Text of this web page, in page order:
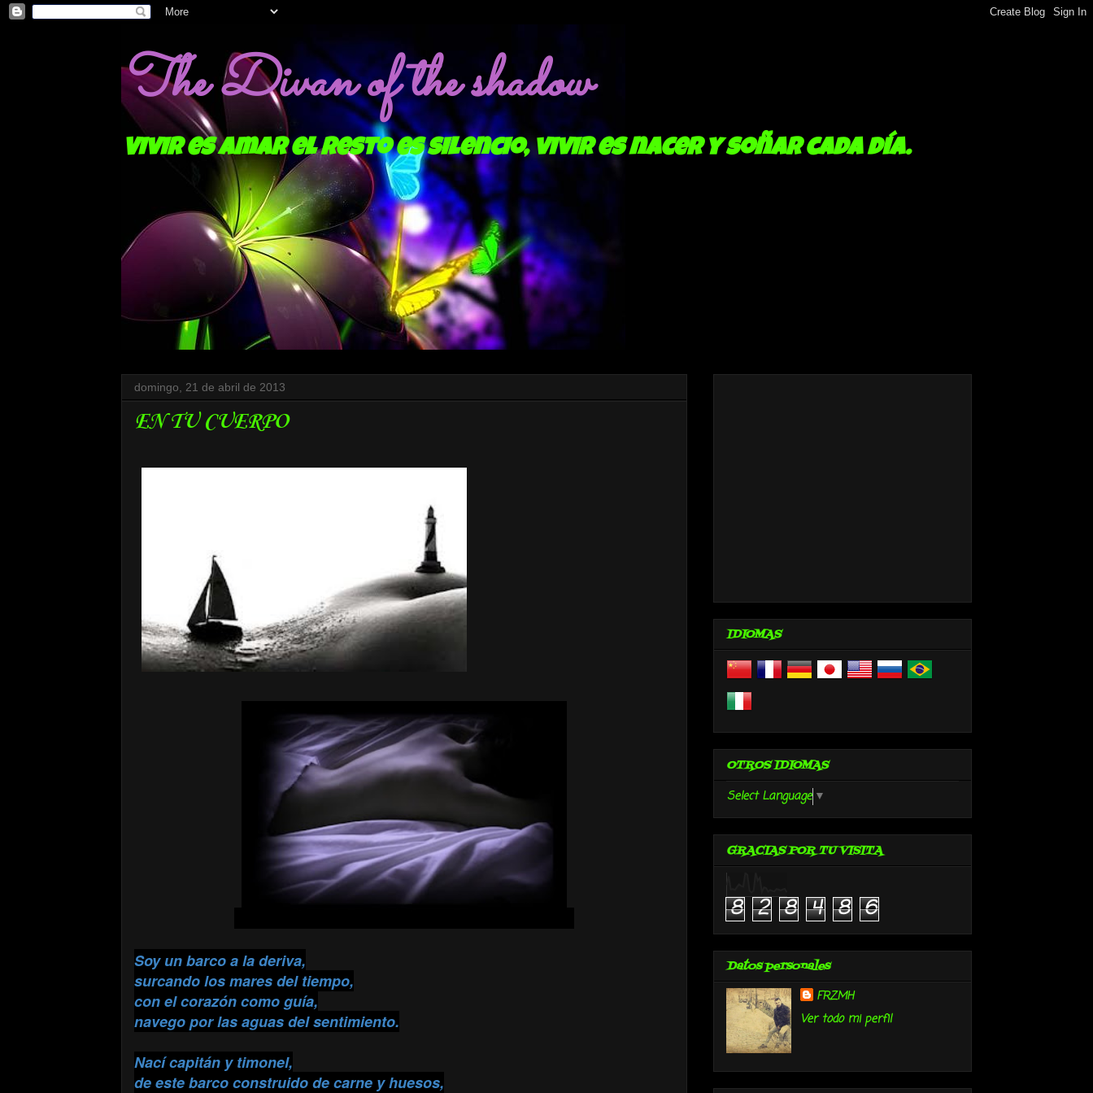
The Divan of the shadow
Vivir es amar el resto es silencio, vivir es nacer y soñar cada día.
domingo, 21 de abril de 2013
EN TU CUERPO
Soy un barco a la deriva,
surcando los mares del tiempo,
con el corazón como guía,
navego por las aguas del sentimiento.
Nací capitán y timonel,
de este barco construido de carne y huesos,
IDIOMAS
OTROS IDIOMAS
Select Language ▼
GRACIAS POR TU VISITA
8 2 8 4 8 6
Datos personales
FRZMH
Ver todo mi perfil